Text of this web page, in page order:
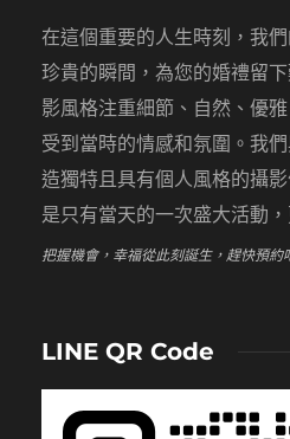
在這個重要的人生時刻，我
珍貴的瞬間，為您的婚禮留
影風格注重細節、自然、優
受到當時的情感和氛圍。我
造獨特且具有個人風格的攝
是只有當天的一次盛大活動
把握機會，幸福從此刻誕生，趕快預約
LINE QR Code